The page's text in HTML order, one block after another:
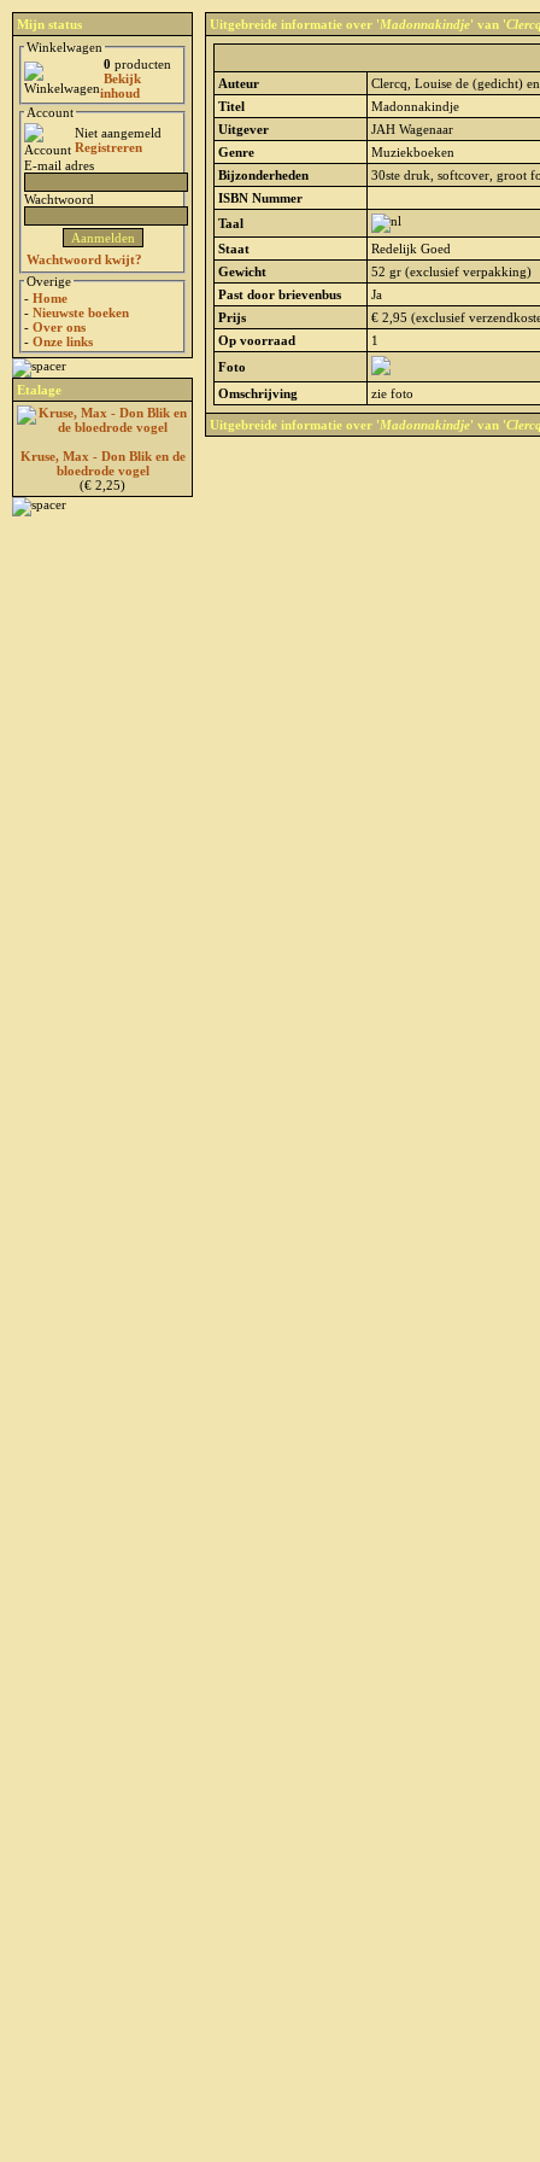
Mijn status
Winkelwagen
0 producten
Bekijk
inhoud
Account
Niet aangemeld
Registreren
E-mail adres
Wachtwoord
Wachtwoord kwijt?
Overige
- Home
- Nieuwste boeken
- Over ons
- Onze links
Etalage
Kruse, Max - Don Blik en de
bloedrode vogel
(€ 2,25)
Uitgebreide informatie over 'Madonnakindje' van '
Auteur
Clercq, Louise de (gedicht)
Titel
Madonnakindje
Uitgever
JAH Wagenaar
Genre
Muziekboeken
Bijzonderheden
30ste druk, softcover, groot
ISBN Nummer
Taal
Staat
Redelijk Goed
Gewicht
52 gr (exclusief verpakking)
Past door brievenbus
Ja
Prijs
€ 2,95 (exclusief
Op voorraad
1
Foto
Omschrijving
zie foto
Uitgebreide informatie over 'Madonnakindje' van '